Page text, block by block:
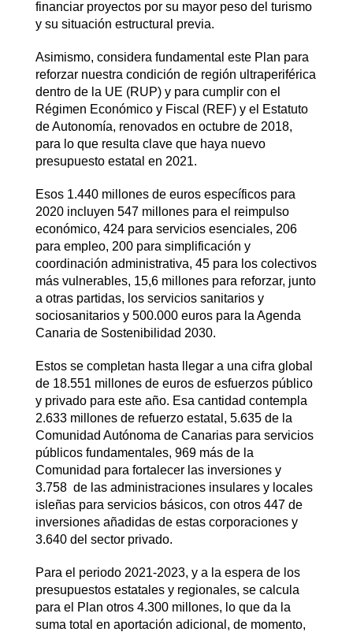
financiar proyectos por su mayor peso del turismo
y su situación estructural previa.
Asimismo, considera fundamental este Plan para
reforzar nuestra condición de región ultraperiférica
dentro de la UE (RUP) y para cumplir con el
Régimen Económico y Fiscal (REF) y el Estatuto
de Autonomía, renovados en octubre de 2018,
para lo que resulta clave que haya nuevo
presupuesto estatal en 2021.
Esos 1.440 millones de euros específicos para
2020 incluyen 547 millones para el reimpulso
económico, 424 para servicios esenciales, 206
para empleo, 200 para simplificación y
coordinación administrativa, 45 para los colectivos
más vulnerables, 15,6 millones para reforzar, junto
a otras partidas, los servicios sanitarios y
sociosanitarios y 500.000 euros para la Agenda
Canaria de Sostenibilidad 2030.
Estos se completan hasta llegar a una cifra global
de 18.551 millones de euros de esfuerzos público
y privado para este año. Esa cantidad contempla
2.633 millones de refuerzo estatal, 5.635 de la
Comunidad Autónoma de Canarias para servicios
públicos fundamentales, 969 más de la
Comunidad para fortalecer las inversiones y
3.758 de las administraciones insulares y locales
isleñas para servicios básicos, con otros 447 de
inversiones añadidas de estas corporaciones y
3.640 del sector privado.
Para el periodo 2021-2023, y a la espera de los
presupuestos estatales y regionales, se calcula
para el Plan otros 4.300 millones, lo que da la
suma total en aportación adicional, de momento,